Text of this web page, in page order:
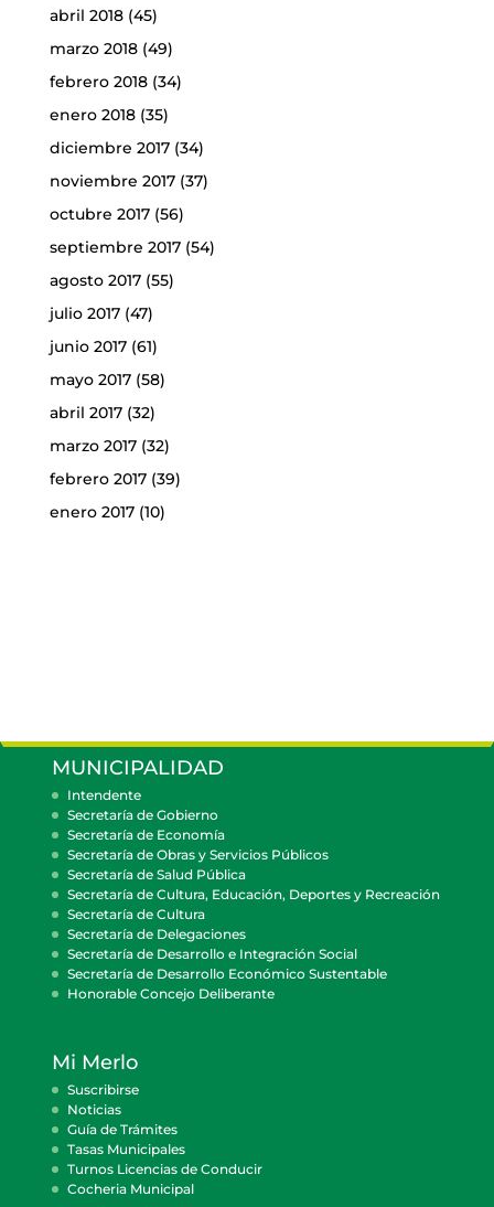
abril 2018(45)
marzo 2018(49)
febrero 2018(34)
enero 2018(35)
diciembre 2017(34)
noviembre 2017(37)
octubre 2017(56)
septiembre 2017(54)
agosto 2017(55)
julio 2017(47)
junio 2017(61)
mayo 2017(58)
abril 2017(32)
marzo 2017(32)
febrero 2017(39)
enero 2017(10)
MUNICIPALIDAD
Intendente
Secretaría de Gobierno
Secretaría de Economía
Secretaría de Obras y Servicios Públicos
Secretaría de Salud Pública
Secretaría de Cultura, Educación, Deportes y Recreación
Secretaría de Cultura
Secretaría de Delegaciones
Secretaría de Desarrollo e Integración Social
Secretaría de Desarrollo Económico Sustentable
Honorable Concejo Deliberante
Mi Merlo
Suscribirse
Noticias
Guía de Trámites
Tasas Municipales
Turnos Licencias de Conducir
Cocheria Municipal